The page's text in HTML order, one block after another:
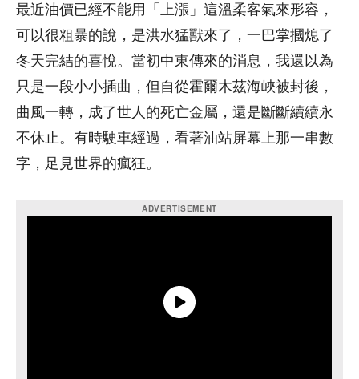
最近油價已經不能用「上漲」這溫柔客氣來形容，
可以很粗暴的說，是洪水猛獸來了，一巴掌摑熄了
冬天完結的喜悅。當初中東傳來的消息，我還以為
只是一段小小插曲，但自從霍爾木茲海峽被封後，
曲風一轉，成了世人的死亡金屬，還是斷斷續續永
不休止。有時駛車經過，看著油站屏幕上那一串數
字，足見世界的瘋狂。